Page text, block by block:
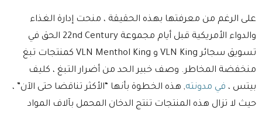
على الرغم من معرفتها بهذه الحقيقة ، منحت إدارة الغذاء
والدواء الأمريكية قبل أيام مجموعة 22nd Century الحق في
تسويق سجائر VLN King و VLN Menthol King كمنتجات تبغ
منخفضة المخاطر. وصف خبير الحد من أضرار التبغ ، كليف
بيتس ، في مدونته, هذه الخطوة بأنها “الأكثر تناقضا حتى الآن” ،
حيث لا تزال هذه المنتجات تنتج الدخان المحمل بآلاف المواد